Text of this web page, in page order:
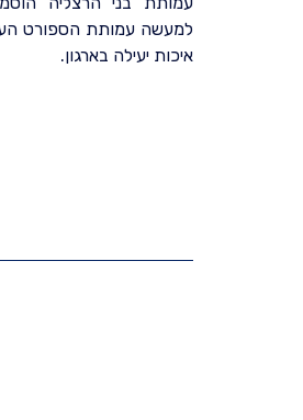
למעשה עמותת הספורט
איכות יעילה בארגון.